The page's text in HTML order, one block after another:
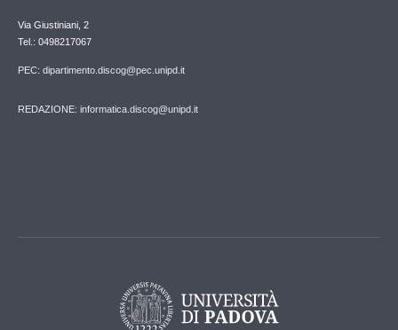
Via Giustiniani, 2
Tel.: 0498217067
PEC: dipartimento.discog@pec.unipd.it
REDAZIONE: informatica.discog@unipd.it